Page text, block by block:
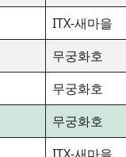
ITX-새마을
무궁화호
무궁화호
무궁화호